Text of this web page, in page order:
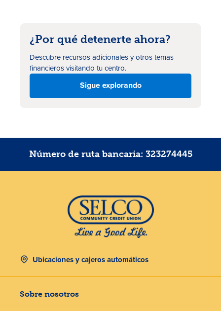
¿Por qué detenerte ahora?
Descubre recursos adicionalesy otros temas
financieros visitando tu centro.
Sigue explorando
Número de ruta bancaria: 323274445
Ubicaciones y cajeros automáticos
Sobre nosotros